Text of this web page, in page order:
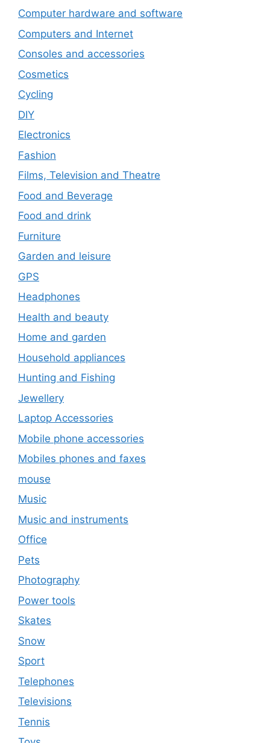
Computer hardware and software
Computers and Internet
Consoles and accessories
Cosmetics
Cycling
DIY
Electronics
Fashion
Films, Television and Theatre
Food and Beverage
Food and drink
Furniture
Garden and leisure
GPS
Headphones
Health and beauty
Home and garden
Household appliances
Hunting and Fishing
Jewellery
Laptop Accessories
Mobile phone accessories
Mobiles phones and faxes
mouse
Music
Music and instruments
Office
Pets
Photography
Power tools
Skates
Snow
Sport
Telephones
Televisions
Tennis